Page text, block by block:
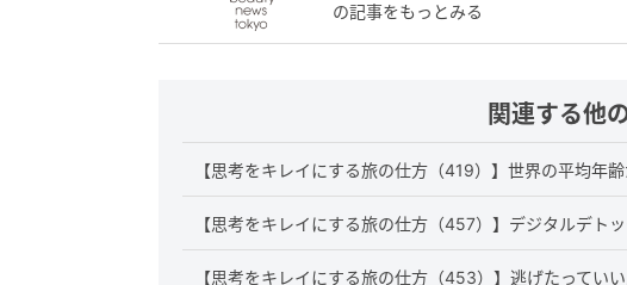
の記事をもっとみる
関連する他
【思考をキレイにする旅の仕方（419）】世界の平均年
【思考をキレイにする旅の仕方（457）】デジタルデト
【思考をキレイにする旅の仕方（453）】逃げたってい